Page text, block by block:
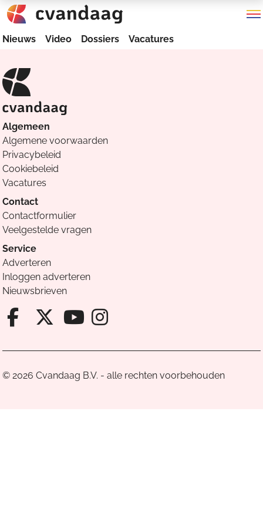
Nieuws Video Dossiers Vacatures
Algemeen
Algemene voorwaarden
Privacybeleid
Cookiebeleid
Vacatures
Contact
Contactformulier
Veelgestelde vragen
Service
Adverteren
Inloggen adverteren
Nieuwsbrieven
Facebook van Cvandaag
X van Cvandaag
Instagram van
© 2026 Cvandaag B.V. - alle rechten voorbehouden